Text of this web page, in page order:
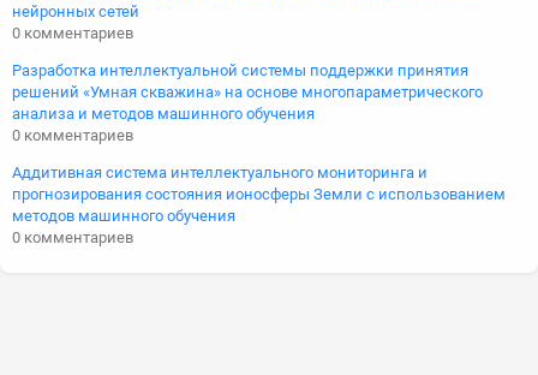
нейронных сетей
0 комментариев
Разработка интеллектуальной системы поддержки принятия
решений «Умная скважина» на основе многопараметрического
анализа и методов машинного обучения
0 комментариев
Аддитивная система интеллектуального мониторинга и
прогнозирования состояния ионосферы Земли с использованием
методов машинного обучения
0 комментариев